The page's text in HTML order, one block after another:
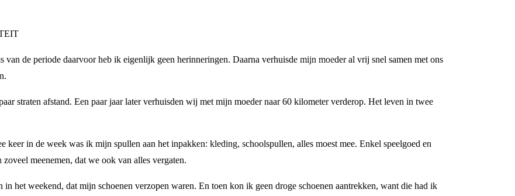
de periode daarvoor heb ik eigenlijk geen herinneringen. Daarna verhuisde mijn moeder al vrij snel samen met ons
straten afstand. Een paar jaar later verhuisden wij met mijn moeder naar 60 kilometer verderop. Het leven in twee
keer in de week was ik mijn spullen aan het inpakken: kleding, schoolspullen, alles moest mee. Enkel speelgoed en
meenemen, dat we ook van alles vergaten.
het weekend, dat mijn schoenen verzopen waren. En toen kon ik geen droge schoenen aantrekken, want die had ik